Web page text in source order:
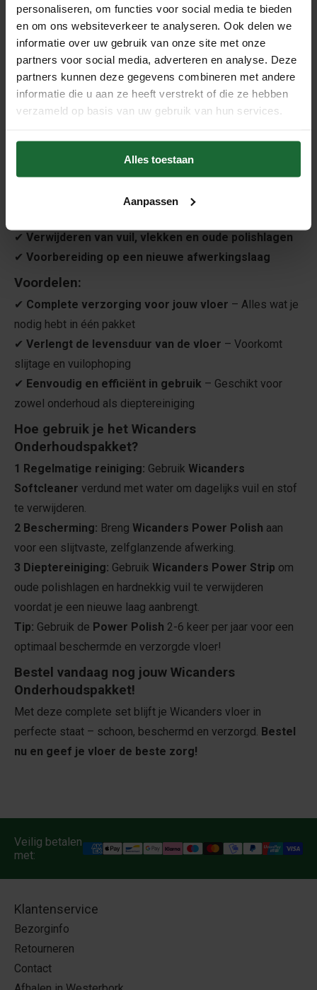
personaliseren, om functies voor social media te bieden
en om ons websiteverkeer te analyseren. Ook delen we
informatie over uw gebruik van onze site met onze
partners voor social media, adverteren en analyse. Deze
partners kunnen deze gegevens combineren met andere
informatie die u aan ze heeft verstrekt of die ze hebben
verzameld op basis van uw gebruik van hun services.
Alles toestaan
Aanpassen
Kenmerken:
Inhoud:3 flessen (1L per product)
Gebruik:Voor reiniging, bescherming en
dieptereiniging van Wicanders vloeren
Eigenschappen:Milde reiniging, duurzame
bescherming & verwijdering van oude polishlagen
Waarvoor te gebruiken?
Regelmatig reinigen en beschermen van
✔ Verwijderen van vuil, vlekken en oude polishlagen
✔ Voorbereiding op een nieuwe afwerkingslaag
Voordelen:
✔ Complete verzorging voor jouw vloer – Alles wat je
nodig hebt in één pakket
✔ Verlengt de levensduur van de vloer – Voorkomt
slijtage en vuilophoping
✔ Eenvoudig en efficiënt in gebruik – Geschikt voor
zowel onderhoud als dieptereiniging
Hoe gebruik je het Wicanders
Onderhoudspakket?
1 Regelmatige reiniging: Gebruik Wicanders
Softcleaner verdund met water om dagelijks vuil en stof
te verwijderen.
2 Bescherming: Breng Wicanders Power Polish aan
voor een slijtvaste, zelfglanzende afwerking.
3 Dieptereiniging: Gebruik Wicanders Power Strip om
oude polishlagen en hardnekkig vuil te verwijderen
voordat je een nieuwe laag aanbrengt.
Tip: Gebruik de Power Polish 2-6 keer per jaar voor een
optimaal beschermde en verzorgde vloer!
Bestel vandaag nog jouw Wicanders
Onderhoudspakket!
Met deze complete set blijft je Wicanders vloer in
perfecte staat – schoon, beschermd en verzorgd. Bestel
nu en geef je vloer de beste zorg!
Veilig betalen
met:
Klantenservice
Bezorginfo
Retourneren
Contact